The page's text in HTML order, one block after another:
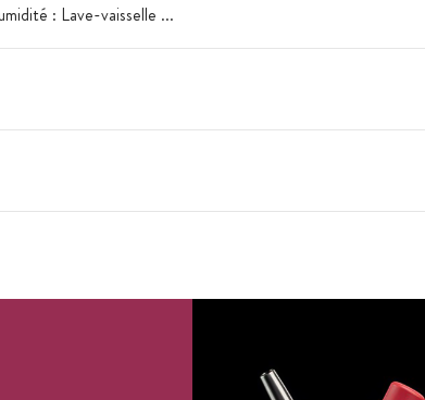
: Lave-vaisselle ...